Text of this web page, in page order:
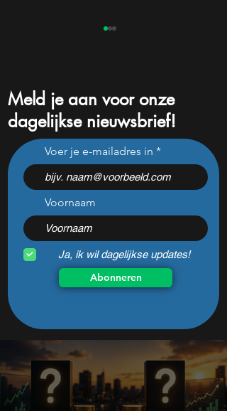
Dit ijzersterke aandeel kan
hard stijgen maar bijna
niemand kijkt
Meld je aan voor onze
dagelijkse nieuwsbrief!
Voer je e-mailadres in
Voornaam
Ja, ik wil dagelijkse updates!
Abonneren